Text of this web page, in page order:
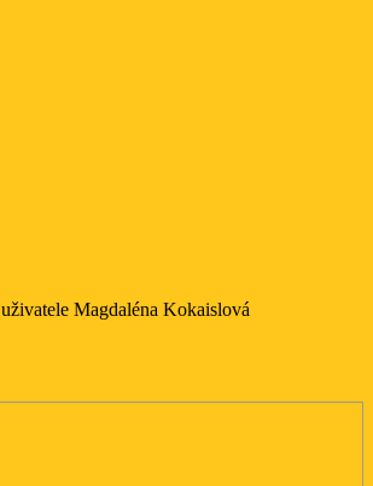
uživatele Magdaléna Kokaislová